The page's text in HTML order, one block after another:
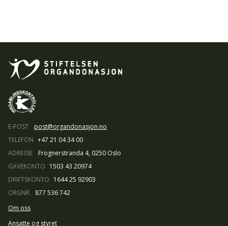
E-POST
post@organdonasjon.no
TELEFON +47 21 04 34 00
ADRESSE
Frognerstranda 4, 0250 Oslo
GAVEKONTO 1503 43 20974
DRIFTSKONTO 1644 25 92903
ORGNR. 877 536 742
Om oss
Ansatte og styret